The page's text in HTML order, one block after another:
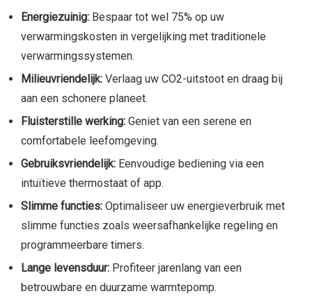
Energiezuinig: Bespaar tot wel 75% op uw
verwarmingskosten in vergelijking met traditionele
verwarmingssystemen.
Milieuvriendelijk: Verlaag uw CO2-uitstoot en draag bij
aan een schonere planeet.
Fluisterstille werking: Geniet van een serene en
comfortabele leefomgeving.
Gebruiksvriendelijk: Eenvoudige bediening via een
intuïtieve thermostaat of app.
Slimme functies: Optimaliseer uw energieverbruik met
slimme functies zoals weersafhankelijke regeling en
programmeerbare timers.
Lange levensduur: Profiteer jarenlang van een
betrouwbare en duurzame warmtepomp.